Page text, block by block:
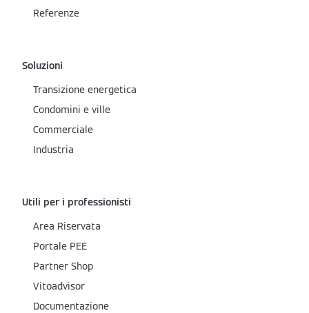
Referenze
Soluzioni
Transizione energetica
Condomini e ville
Commerciale
Industria
Utili per i professionisti
Area Riservata
Portale PEE
Partner Shop
Vitoadvisor
Documentazione